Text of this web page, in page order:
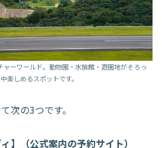
ーワールド。動物園・水族館・遊園地がそろっ
楽しめるスポットです。
次の3つです。
】（公式案内の予約サイト）